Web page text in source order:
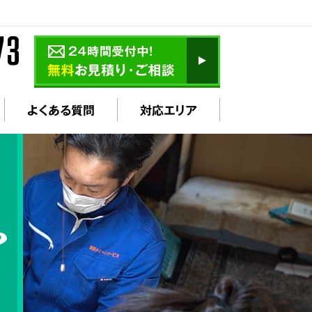
よくある質問 対応エリア